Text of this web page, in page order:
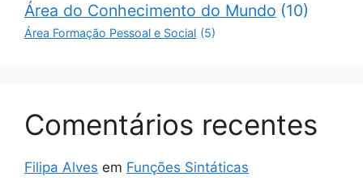
Área do Conhecimento do Mundo (10)
Área Formação Pessoal e Social (5)
Comentários recentes
Filipa Alves em Funções Sintáticas